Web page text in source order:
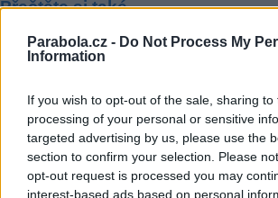
Parabola.cz - Do Not Process My
Information
If you wish to opt-out of the sale, sharing
processing of your personal or sensitive
targeted advertising by us, please use the
section to confirm your selection. Please
opt-out request is processed you may
interest-based ads based on personal
Přečtěte si také
Multiplex 24 rozšířil pokrytí o nový vysílač
Šláger Muzika odstartoval v multiplexu 24
Reklama
Pracovní nabídky
07.08.2026 -
Bosch Powertrain s.r.o. Jihlava